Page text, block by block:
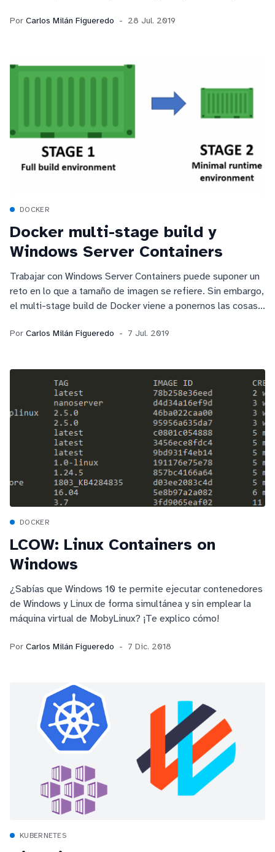
Por Carlos Milán Figueredo 28 Jul. 2019
DOCKER
Docker multi-stage build y
Windows Server Containers
Trabajar con Windows Server Containers puede suponer un
reto en lo que a tamaño de imagen se refiere. Sin embargo,
el multi-stage build de Docker viene a ponernos las cosas
Por Carlos Milán Figueredo 7 Jul. 2019
DOCKER
LCOW: Linux Containers on
Windows
¿Sabías que Windows 10 te permite ejecutar contenedores
de Windows y Linux de forma simultánea y sin emplear la
máquina virtual de MobyLinux? ¡Te explico cómo!
Por Carlos Milán Figueredo 7 Dic. 2018
KUBERNETES